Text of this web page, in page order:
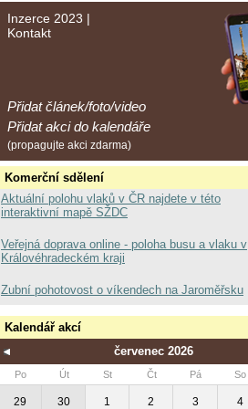
Inzerce 2023 |
Kontakt
Přidat článek/foto/video
Přidat akci do kalendáře
(propagujte akci zdarma)
Komerční sdělení
Aktuální polohu vlaků v ČR najdete v této
interaktivní mapě SŽDC
Veřejná doprava online - poloha busu a vlaku v
Královéhradeckém kraji
Zubní pohotovost o víkendech na Jaroměřsku
Kalendář akcí
červenec 2026
Po Út St Čt Pá So
29 30 1 2 3 4